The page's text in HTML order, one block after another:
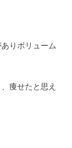
りボリューム
痩せたと思え